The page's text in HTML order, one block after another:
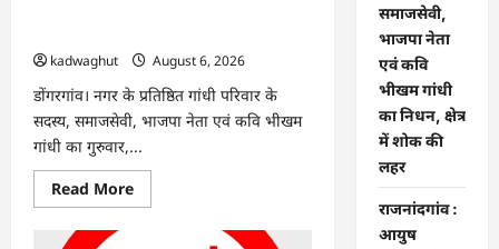
kadwaghut
August 6, 2026
डोंगरगांव। नगर के प्रतिष्ठित गांधी परिवार के
सदस्य, समाजसेवी, भाजपा नेता एवं कवि भीखम
गांधी का गुरुवार,...
Read MoreRead
more
Rajnandgaon
समाजसेवी,
भाजपा नेता
एवं कवि
भीखम गांधी
का निधन, क्षेत्र
में शोक की
लहर
राजनांदगांव :
आयुष